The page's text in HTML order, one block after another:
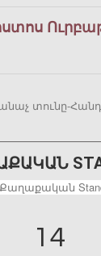
տունը-
14